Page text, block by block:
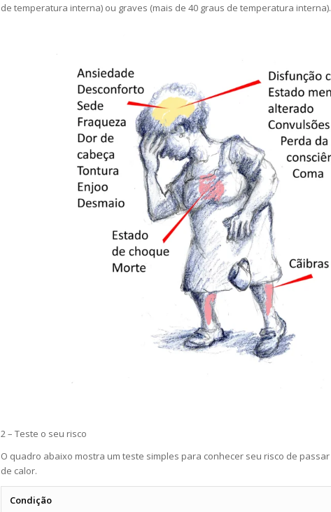
de temperatura interna) ou graves (mais de 40 graus de temperatura interna).
2 – Teste o seu risco
O quadro abaixo mostra um teste simples para conhecer seu risco de
de calor.
Condição